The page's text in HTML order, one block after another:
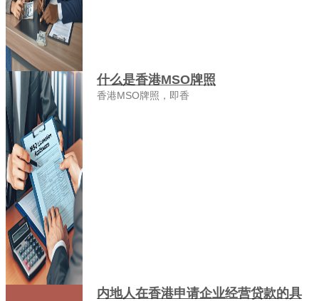
什么是香港MSO牌照
香港MSO牌照，即香
内地人在香港申请企业经营贷款的具